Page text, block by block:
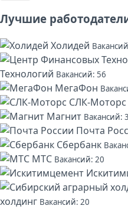
Лучшие
Холидей
Технологий Вакансий: 56
МегаФон
СЛК-Моторс
Магнит Вакансий:
Почта
Сбербанк
МТС Вакансий: 20
холдинг Вакансий: 20